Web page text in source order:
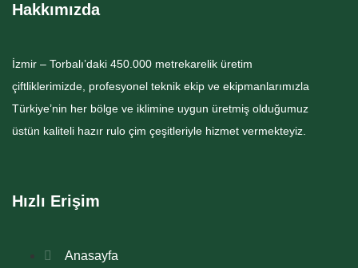
Hakkımızda
İzmir – Torbalı’daki 450.000 metrekarelik üretim
çiftliklerimizde, profesyonel teknik ekip ve ekipmanlarımızla
Türkiye’nin her bölge ve iklimine uygun üretmiş olduğumuz
üstün kaliteli hazır rulo çim çeşitleriyle hizmet vermekteyiz.
Hızlı Erişim
Anasayfa